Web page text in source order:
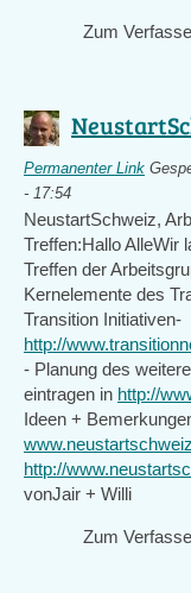
Zum
Permanenter Link
- 17:54
NeustartSchweiz,
Treffen:Hallo AlleWir
Treffen der
Kernelemente des
Transition Initiativen-
http://
- Planung des
eintragen in http://
Ideen +
http://
vonJair + Willi
Zum